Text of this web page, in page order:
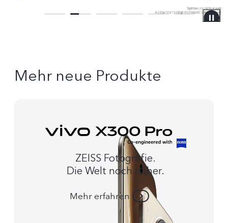
Mehr neue Produkte
ZEISS Fotografie.
Die Welt noch näher.
Mehr erfahren